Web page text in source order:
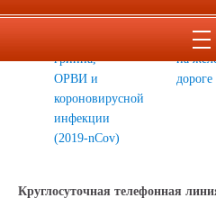
гриппа,
ОРВИ и
короновирусной
инфекции
(2019-nCov)
на
дороге
Круглосуточная телефонная